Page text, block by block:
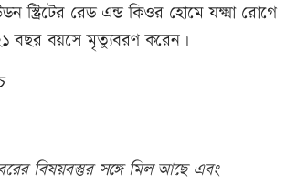
স্ট্রিটের রেড এন্ড কিওর হোমে যক্ষ্মা রোগে
বছর বয়সে মৃত্যুবরণ করেন।
বিষয়বস্তুর সঙ্গে মিল আছে এবং